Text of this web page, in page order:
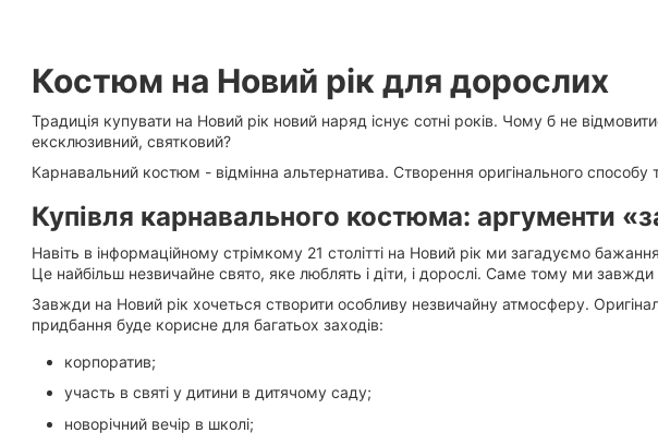
Костюм на Новий рік для дорослих
Традиція купувати на Новий рік новий наряд існує сотні років. Чому б не
ексклюзивний, святковий?
Карнавальний костюм - відмінна альтернатива. Створення оригінального способу
Купівля карнавального костюма: аргументи
Навіть в інформаційному стрімкому 21 столітті на Новий рік ми загадуємо
Це найбільш незвичайне свято, яке люблять і діти, і дорослі. Саме тому ми завжди
Завжди на Новий рік хочеться створити особливу незвичайну атмосферу.
придбання буде корисне для багатьох заходів:
корпоратив;
участь в святі у дитини в дитячому саду;
новорічний вечір в школі;